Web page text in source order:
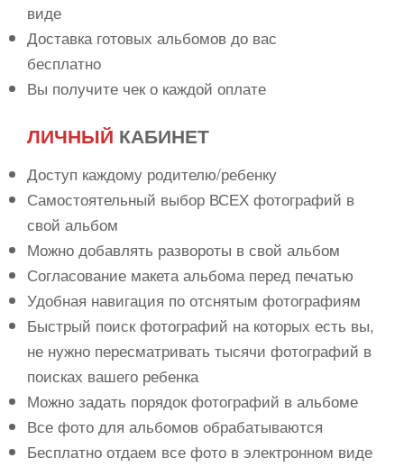
виде
Доставка готовых альбомов до вас
бесплатно
Вы получите чек о каждой оплате
ЛИЧНЫЙ КАБИНЕТ
Доступ каждому родителю/ребенку
Самостоятельный выбор ВСЕХ фотографий в
свой альбом
Можно добавлять развороты в свой альбом
Согласование макета альбома перед печатью
Удобная навигация по отснятым фотографиям
Быстрый поиск фотографий на которых есть вы,
не нужно пересматривать тысячи фотографий в
поисках вашего ребенка
Можно задать порядок фотографий в альбоме
Все фото для альбомов обрабатываются
Бесплатно отдаем все фото в электронном виде